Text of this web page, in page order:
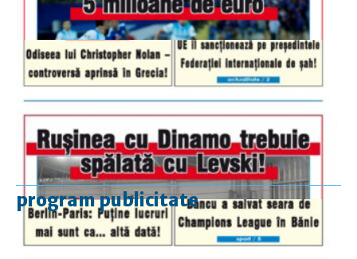
program publicitate
luni-vineri
9.00 - 17.00